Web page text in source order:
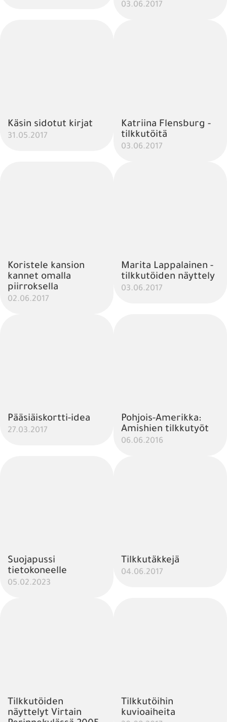
03.06.2017
Käsin sidotut kirjat
31.05.2017
Katriina Flensburg -
tilkkutöitä
03.06.2017
Koristele kansion
kannet omalla
piirroksella
02.06.2017
Marita Lappalainen -
tilkkutöiden näyttely
03.06.2017
Pääsiäiskortti-idea
27.03.2017
Pohjois-Amerikka:
Amishien tilkkutyöt
06.06.2016
Suojapussi
tietokoneelle
05.02.2023
Tilkkutäkkejä
04.06.2017
Tilkkutöiden
näyttelyt Virtain
Tilkkutöihin
kuvioaiheita